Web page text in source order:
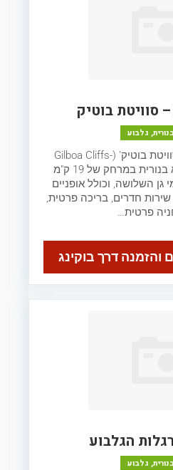
סוויטת בוטיק
גלבוע
צימר 'צוקי גלבוע – סוויטת בוטיק' (Gilboa Cliffs-
boutique suite) נמצא בנורית במרחק של 19 ק"מ
השלושה, וכולל אופניים
חדרים, בריכה פרטית,
פרטית…
והזמנה דרך בוקינג
הגלבוע
גלבוע